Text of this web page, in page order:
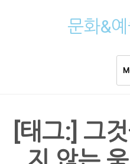
문화&예
[태그:] 그